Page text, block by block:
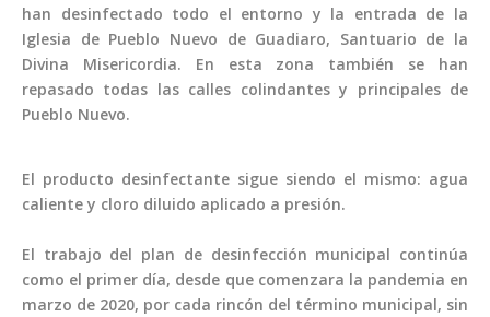
han desinfectado todo el entorno y la entrada de la
Iglesia de Pueblo Nuevo de Guadiaro, Santuario de la
Divina Misericordia. En esta zona también se han
repasado todas las calles colindantes y principales de
Pueblo Nuevo.
El producto desinfectante sigue siendo el mismo: agua
caliente y cloro diluido aplicado a presión.
El trabajo del plan de desinfección municipal continúa
como el primer día, desde que comenzara la pandemia en
marzo de 2020, por cada rincón del término municipal, sin